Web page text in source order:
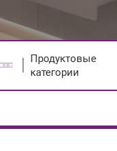
Продуктовые
категории